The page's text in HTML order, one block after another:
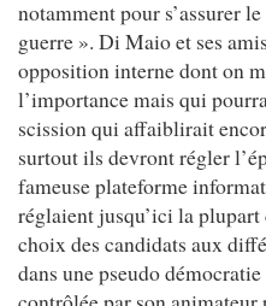
notamment pour s’assurer
guerre ». Di Maio et ses
opposition interne dont on
l’importance mais qui
scission qui affaiblirait
surtout ils devront régler
fameuse plateforme
réglaient jusqu’ici la plupart
choix des candidats aux
dans une pseudo